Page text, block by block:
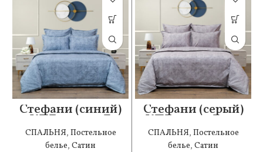
Стефани (синий)
КПБ сатин 7Е
СПАЛЬНЯ, Постельное
белье, Сатин
Стефани (серый)
КПБ сатин Евро
СПАЛЬНЯ, Постельное
белье, Сатин